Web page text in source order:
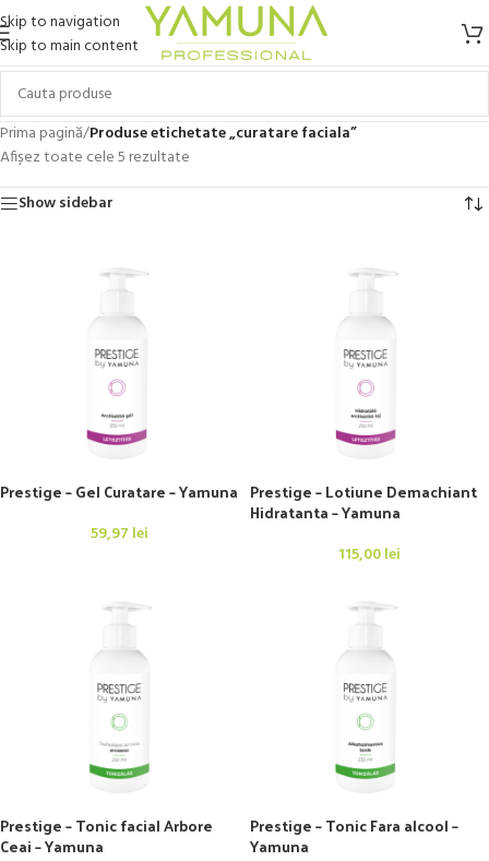
Skip to navigation
Skip to main content
Prima pagină/Produse etichetate „curatare faciala”
Afișez toate cele 5 rezultate
Show sidebar
Prestige – Gel Curatare – Yamuna
59,97 lei
Prestige – Lotiune Demachiant
Hidratanta – Yamuna
115,00lei
Prestige – Tonic facial Arbore
Ceai – Yamuna
Prestige – Tonic Fara alcool –
Yamuna